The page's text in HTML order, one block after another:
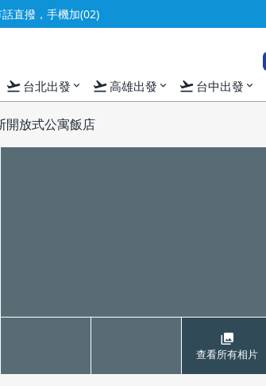
直撥，手機加(02)
flight_takeoff 台北出發 expand_more flight_takeoff高雄出發 expand_more flight_takeoff 台中出發 expand_more
開放式公寓飯店
查看所有相片